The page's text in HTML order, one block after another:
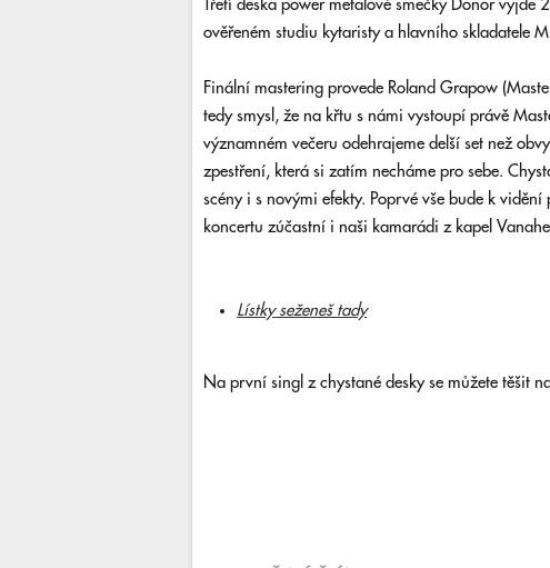
Třetí deska power metalové smečky Donor
ověřeném studiu kytaristy a hlavního skladatele
Finální mastering provede Roland Grapow
tedy smysl, že na křtu s námi vystoupí právě
významném večeru odehrajeme delší set než
zpestření, která si zatím necháme pro sebe.
scény i s novými efekty. Poprvé vše bude k
koncertu zúčastní i naši kamarádi z kapel
Lístky seženeš tady
Na první singl z chystané desky se můžete těšit